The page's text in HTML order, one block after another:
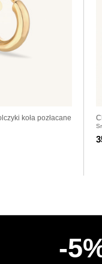
koła pozłacane
-